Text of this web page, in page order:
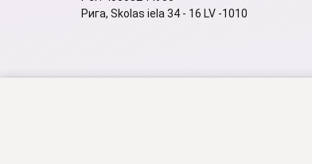
Рига, Skolas iela 34 - 16 LV -1010